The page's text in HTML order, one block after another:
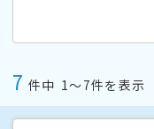
7 件中 1〜7件を表示